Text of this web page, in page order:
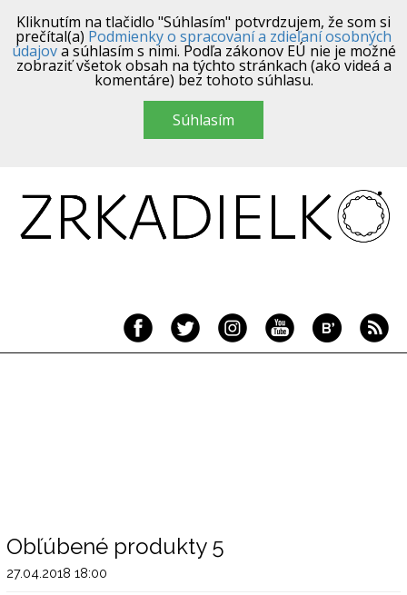
Kliknutím na tlačidlo "Súhlasím" potvrdzujem, že som si
prečítal(a) Podmienky o spracovaní a zdieľaní osobných
údajova súhlasím s nimi. Podľa zákonov EÚ nie je možné
zobraziť všetok obsah na týchto stránkach (ako videá a
komentáre) bez tohoto súhlasu.
Súhlasím
Obľúbené produkty 5
27.04.2018 18:00